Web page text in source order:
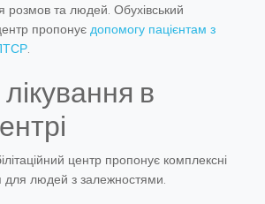
розмов та людей. Обухівський
пропонує допомогу пацієнтам з
.
в
центр пропонує комплексні
для людей з залежностями.